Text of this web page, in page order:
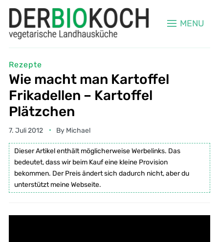
MENU
Rezepte
Wie macht man Kartoffel
Frikadellen – Kartoffel
Plätzchen
7. Juli 2012 By Michael
Dieser Artikel enthält möglicherweise Werbelinks. Das
bedeutet, dass wir beim Kauf eine kleine Provision
bekommen. Der Preis ändert sich dadurch nicht, aber du
unterstützt meine Webseite.